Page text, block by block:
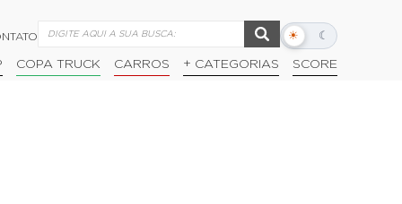
☀ ☾
Alternar
escuro
COPA TRUCK CARROS + CATEGORIAS SCORE